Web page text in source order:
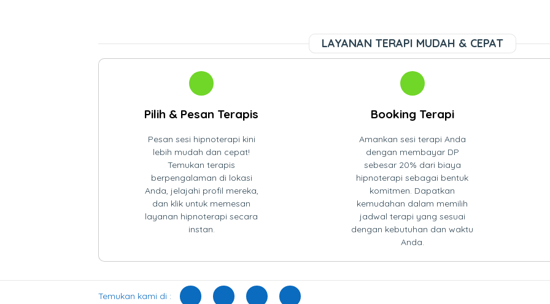
LAYANAN TERAPI MUDAH & CEPAT
Pilih & Pesan Terapis
Pesan sesi hipnoterapi kini
lebih mudah dan cepat!
Temukan terapis
berpengalaman di lokasi
Anda, jelajahi profil mereka,
dan klik untuk memesan
layanan hipnoterapi secara
instan.
Booking Terapi
Amankan sesi terapi Anda
dengan membayar DP
sebesar 20% dari biaya
hipnoterapi sebagai bentuk
komitmen. Dapatkan
kemudahan dalam memilih
jadwal terapi yang sesuai
dengan kebutuhan dan waktu
Anda.
Temukan kami di :